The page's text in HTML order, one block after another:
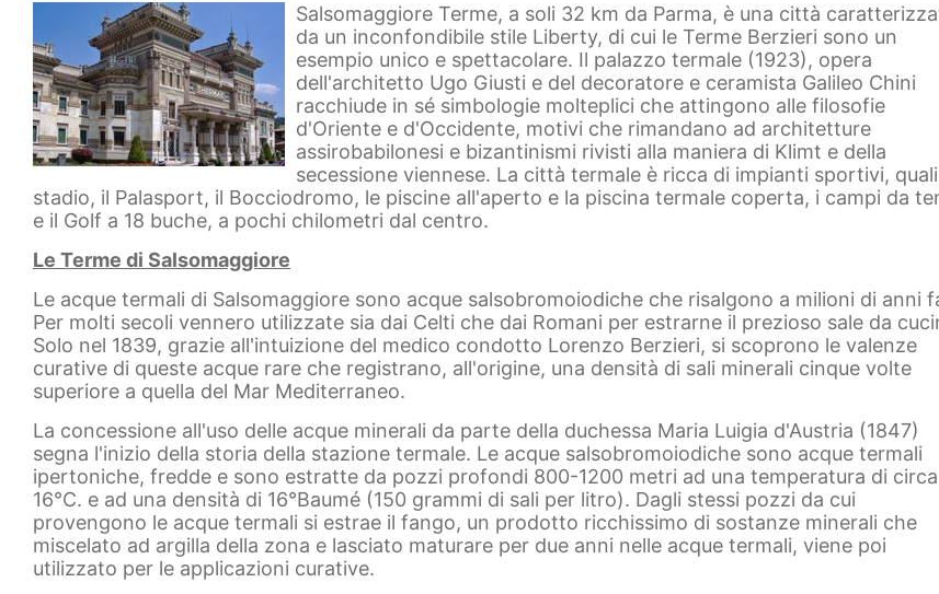
Salsomaggiore Terme, a soli 32 km da Parma, è una città
da un inconfondibile stile Liberty, di cui le Terme Berzieri sono un
esempio unico e spettacolare. Il palazzo termale (1923), opera
dell'architetto Ugo Giusti e del decoratore e ceramista Galileo Chini
racchiude in sé simbologie molteplici che attingono alle filosofie
d'Oriente e d'Occidente, motivi che rimandano ad architetture
assirobabilonesi e bizantinismi rivisti alla maniera di Klimt e della
secessione viennese. La città termale è ricca di impianti sportivi,
stadio, il Palasport, il Bocciodromo, le piscine all'aperto e la piscina termale coperta, i campi da
e il Golf a 18 buche, a pochi chilometri dal centro.
Le Terme di Salsomaggiore
Le acque termali di Salsomaggiore sono acque salsobromoiodiche che risalgono a milioni di anni
Per molti secoli vennero utilizzate sia dai Celti che dai Romani per estrarne il prezioso sale da
Solo nel 1839, grazie all'intuizione del medico condotto Lorenzo Berzieri, si scoprono le valenze
curative di queste acque rare che registrano, all'origine, una densità di sali minerali cinque volte
superiore a quella del Mar Mediterraneo.
La concessione all'uso delle acque minerali da parte della duchessa Maria Luigia d'Austria (1847)
segna l'inizio della storia della stazione termale. Le acque salsobromoiodiche sono acque termali
ipertoniche, fredde e sono estratte da pozzi profondi 800-1200 metri ad una temperatura di circa
16°C. e ad una densità di 16°Baumé (150 grammi di sali per litro). Dagli stessi pozzi da cui
provengono le acque termali si estrae il fango, un prodotto ricchissimo di sostanze minerali che
miscelato ad argilla della zona e lasciato maturare per due anni nelle acque termali, viene poi
utilizzato per le applicazioni curative.